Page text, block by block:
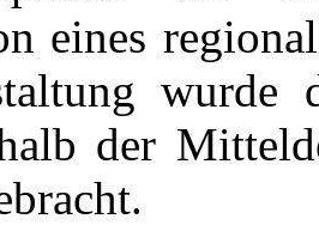
eines
wurde
der